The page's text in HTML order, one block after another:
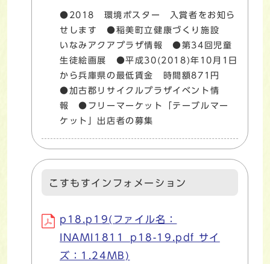
●2018 環境ポスター 入賞者をお知ら
せします ●稲美町立健康づくり施設
いなみアクアプラザ情報 ●第34回児童
生徒絵画展 ●平成30(2018)年10月1日
から兵庫県の最低賃金 時間額871円
●加古郡リサイクルプラザイベント情
報 ●フリーマーケット「テーブルマー
ケット」出店者の募集
こすもすインフォメーション
p18.p19(ファイル名：
INAMI1811_p18-19.pdf サイ
ズ：1.24MB)